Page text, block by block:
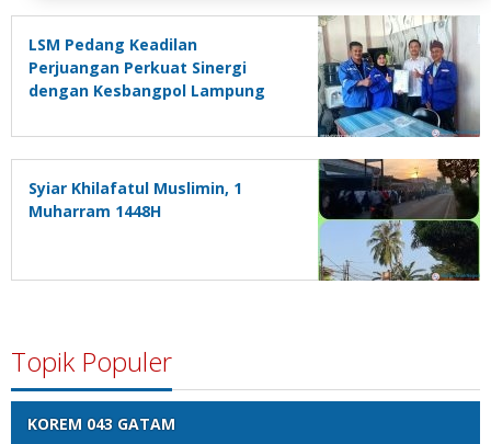
LSM Pedang Keadilan
Perjuangan Perkuat Sinergi
dengan Kesbangpol Lampung
Syiar Khilafatul Muslimin, 1
Muharram 1448H
Topik Populer
KOREM 043 GATAM